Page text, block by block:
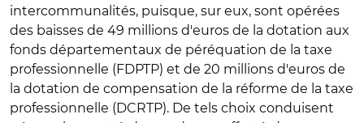
intercommunalités, puisque, sur eux, sont opérées
des baisses de 49 millions d'euros de la dotation aux
fonds départementaux de péréquation de la taxe
professionnelle (FDPTP) et de 20 millions d'euros de
la dotation de compensation de la réforme de la taxe
professionnelle (DCRTP). De tels choix conduisent